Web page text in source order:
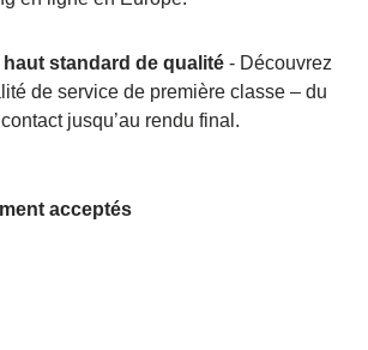
haut standard de qualité - Découvrez
de service de première classe – du
jusqu’au rendu final.
acceptés